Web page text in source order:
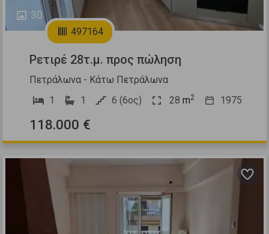
30
497164
Ρετιρέ 28τ.μ. προς πώληση
Πετράλωνα - Κάτω Πετράλωνα
1
1 6 (6ος) 28 m2 1975
118.000 €